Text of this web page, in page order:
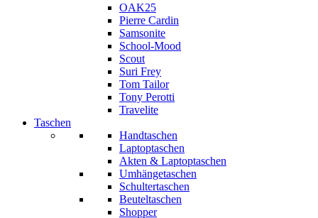
OAK25
Pierre Cardin
Samsonite
School-Mood
Scout
Suri Frey
Tom Tailor
Tony Perotti
Travelite
Taschen
Handtaschen
Laptoptaschen
Akten & Laptoptaschen
Umhängetaschen
Schultertaschen
Beuteltaschen
Shopper